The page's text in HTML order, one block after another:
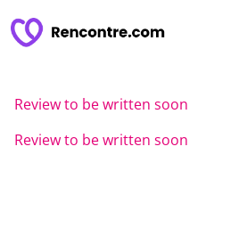
Review to be written soon
Review to be written soon